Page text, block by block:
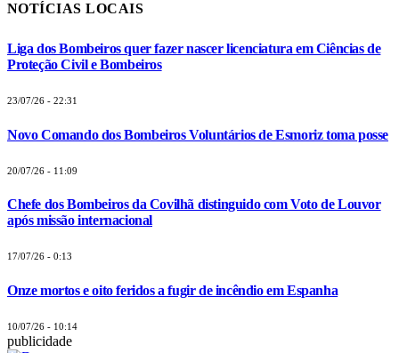
NOTÍCIAS LOCAIS
Liga dos Bombeiros quer fazer nascer licenciatura em Ciências de
Proteção Civil e Bombeiros
23/07/26 - 22:31
Novo Comando dos Bombeiros Voluntários de Esmoriz toma posse
20/07/26 - 11:09
Chefe dos Bombeiros da Covilhã distinguido com Voto de Louvor
após missão internacional
17/07/26 - 0:13
Onze mortos e oito feridos a fugir de incêndio em Espanha
10/07/26 - 10:14
publicidade